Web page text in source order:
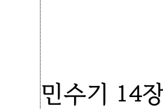
민수기 14